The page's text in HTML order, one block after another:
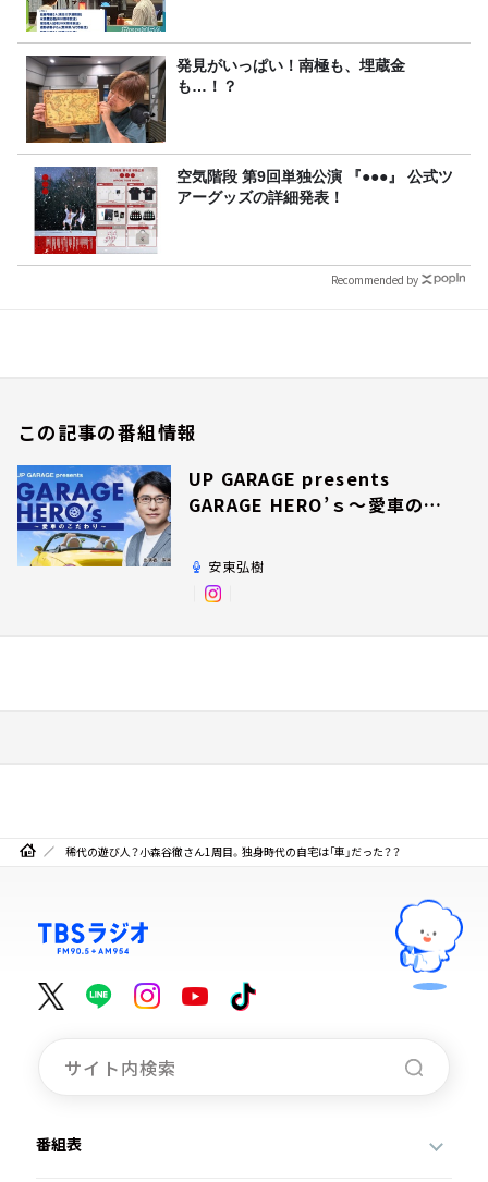
発見がいっぱい！南極も、埋蔵金
も…！？
空気階段 第9回単独公演 『●●●』 公式ツ
アーグッズの詳細発表！
Recommended by
この記事の番組情報
UP GARAGE presents
GARAGE HERO’ｓ～愛車のこ
安東弘樹
稀代の遊び人？小森谷徹さん1周目。独身時代の自宅は「車」だった？？
番組表